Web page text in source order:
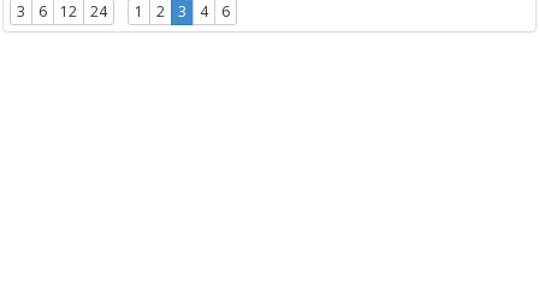
3 6 12 24 1 2 3 4 6